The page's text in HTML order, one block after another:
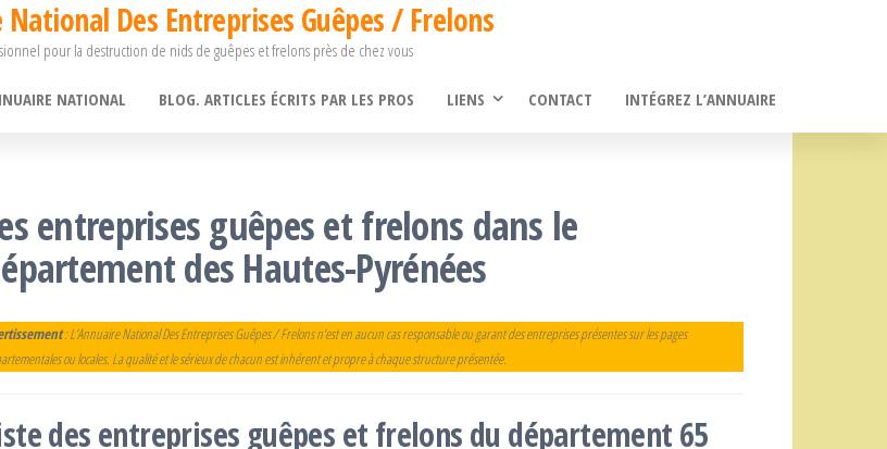
Des Entreprises Guêpes / Frelons
pour la destruction de nids de guêpes et frelons près de chez vous
NATIONAL BLOG. ARTICLES ÉCRITS PAR LES PROS LIENS CONTACT INTÉGREZ L’ANNUAIRE
entreprises guêpes et frelons dans le
des Hautes-Pyrénées
: L’Annuaire National Des Entreprises Guêpes / Frelons n’est en aucun cas responsable ou garant des entreprises présentes sur les pages
ou locales. La qualité et le sérieux de chacun est inhérent et propre à chaque structure présentée.
des entreprises guêpes et frelons du département 65